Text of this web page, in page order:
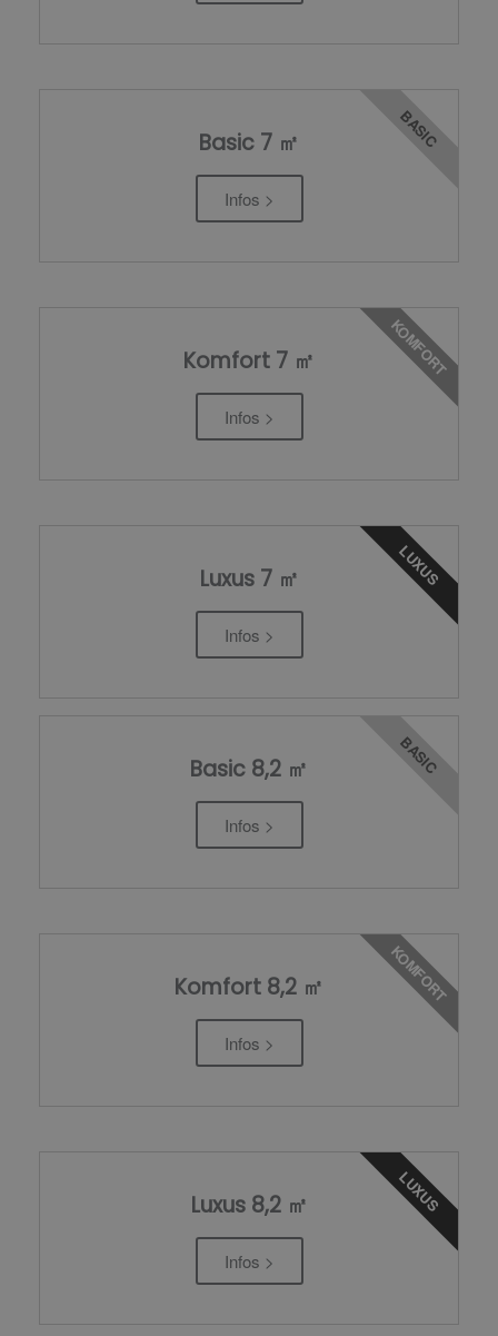
Basic 7 ㎡
Infos >
BASIC
Komfort 7 ㎡
Infos >
KOMFORT
Luxus 7 ㎡
Infos >
LUXUS
Basic 8,2 ㎡
Infos >
BASIC
Komfort 8,2 ㎡
Infos >
KOMFORT
Luxus 8,2 ㎡
Infos >
LUXUS